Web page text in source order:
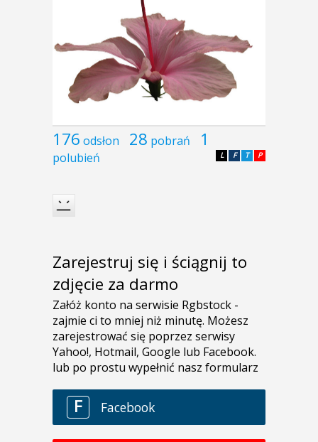
176 odsłon 28 pobrań 1
polubień P
T
F
L
Zarejestruj się i ściągnij to
zdjęcie za darmo